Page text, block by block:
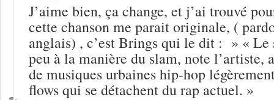
J’aime bien, ça change, et j’ai trouvé
cette chanson me parait originale, (
anglais) , c’est Brings qui le dit : » « Le
peu à la manière du slam, note l’artiste,
de musiques urbaines hip-hop
flows qui se détachent du rap actuel. »